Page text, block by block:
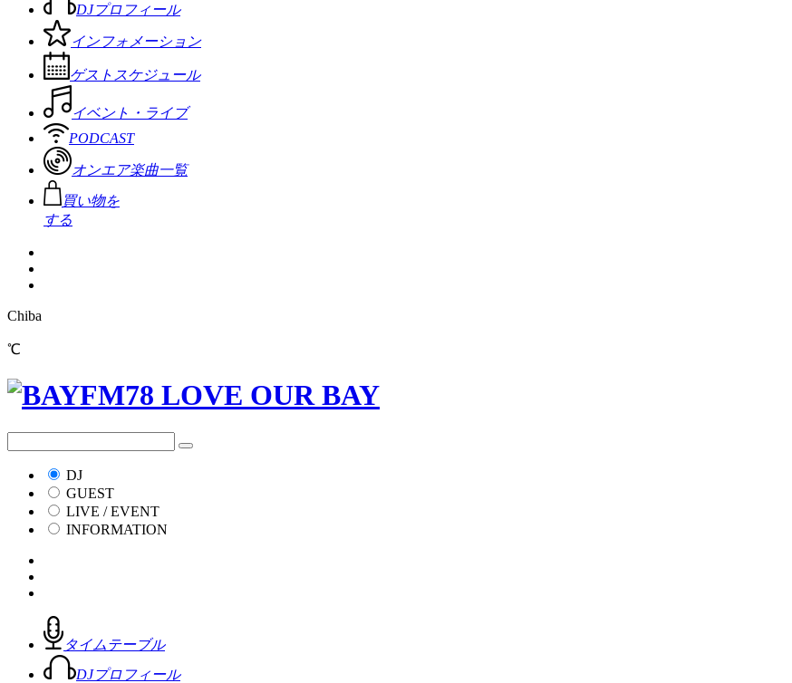
DJプロフィール
インフォメーション
ゲストスケジュール
イベント・ライブ
PODCAST
オンエア楽曲一覧
買い物を
する
Chiba
℃
DJ
GUEST
LIVE / EVENT
INFORMATION
タイムテーブル
DJプロフィール